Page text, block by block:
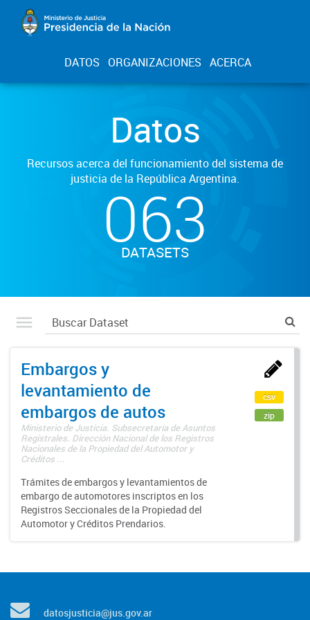
DATOS ORGANIZACIONES ACERCA
Datos
Recursos acerca del funcionamiento del sistema de
justicia de la República Argentina.
063
DATASETS
Embargos y
levantamiento de
embargos de autos
Ministerio de Justicia. Subsecretaría de Asuntos
Registrales. Dirección Nacional de los Registros
Nacionales de la Propiedad del Automotor y
Créditos ...
Trámites de embargos y levantamientos de
embargo de automotores inscriptos en los
Registros Seccionales de la Propiedad del
Automotor y Créditos Prendarios.
csv
zip
datosjusticia@jus.gov.ar